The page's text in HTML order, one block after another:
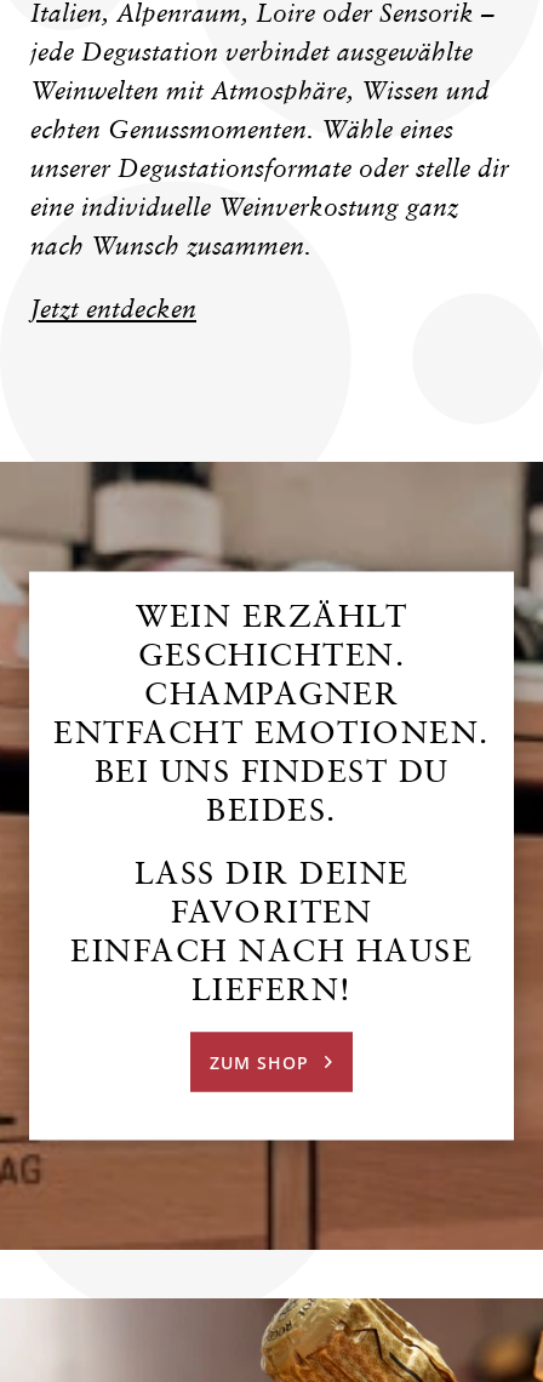
Italien, Alpenraum, Loire oder Sensorik –
jede Degustation verbindet ausgewählte
Weinwelten mit Atmosphäre, Wissen und
echten Genussmomenten. Wähle eines
unserer Degustationsformate oder stelle dir
eine individuelle Weinverkostung ganz
nach Wunsch zusammen.
Jetzt entdecken
WEIN ERZÄHLT
GESCHICHTEN.
CHAMPAGNER
ENTFACHT EMOTIONEN.
BEI UNS FINDEST DU
BEIDES.
LASS DIR DEINE
FAVORITEN
EINFACH NACH HAUSE
LIEFERN!
ZUM SHOP